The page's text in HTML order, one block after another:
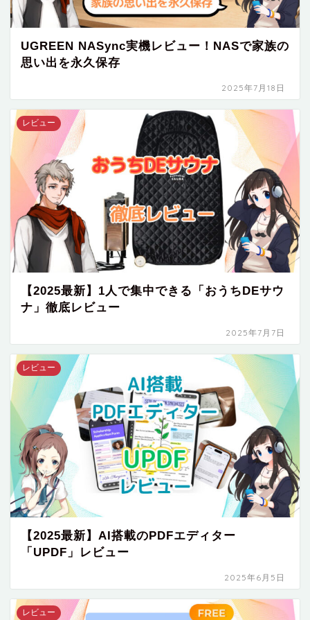
UGREEN NASync実機レビュー！NASで家族の
思い出を永久保存
2025年7月18日
レビュー
【2025最新】1人で集中できる「おうちDEサウ
ナ」徹底レビュー
2025年7月7日
レビュー
【2025最新】AI搭載のPDFエディター
「UPDF」レビュー
2025年6月5日
レビュー